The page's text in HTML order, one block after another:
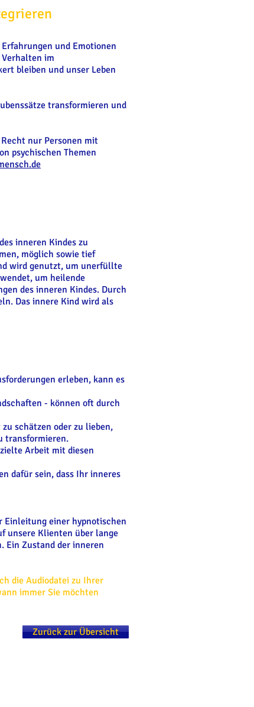
und Emotionen
im
bleiben und unser Leben
transformieren und
nur Personen mit
psychischen Themen
inneren Kindes zu
möglich sowie tief
wird genutzt, um unerfüllte
um heilende
des inneren Kindes. Durch
Das innere Kind wird als
erleben, kann es
- können oft durch
schätzen oder zu lieben,
transformieren.
Arbeit mit diesen
dafür sein, dass Ihr inneres
Einleitung einer hypnotischen
unsere Klienten über lange
Ein Zustand der inneren
die Audiodatei zu Ihrer
immer Sie möchten
Zurück zur Übersicht